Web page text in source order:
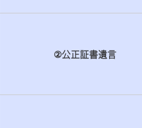
②公正証書遺言